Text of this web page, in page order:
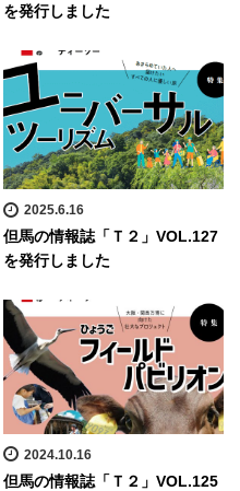
を発行しました
2025.6.16
但馬の情報誌「Ｔ２」VOL.127
を発行しました
2024.10.16
但馬の情報誌「Ｔ２」VOL.125